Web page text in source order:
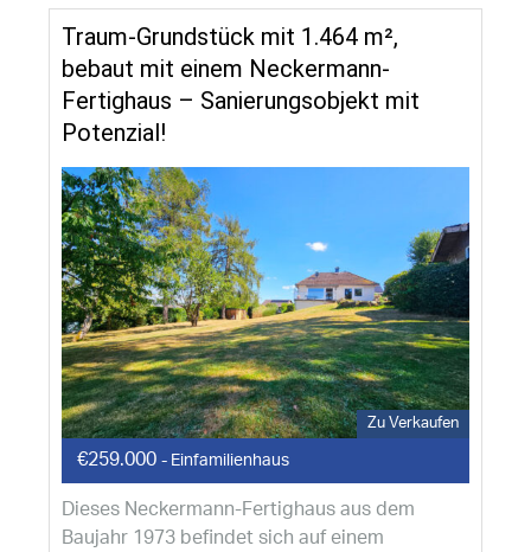
Traum-Grundstück mit 1.464 m²,
bebaut mit einem Neckermann-
Fertighaus – Sanierungsobjekt mit
Potenzial!
Zu Verkaufen
€259.000 - Einfamilienhaus
Dieses Neckermann-Fertighaus aus dem
Baujahr 1973 befindet sich auf einem